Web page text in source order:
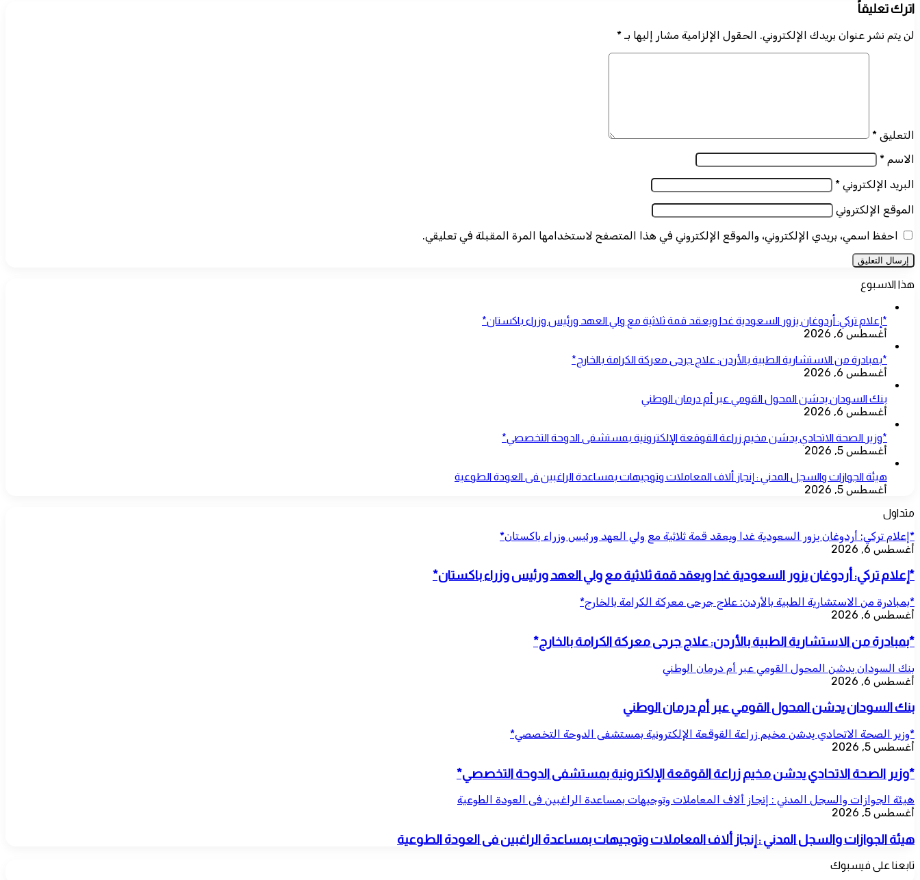
اترك تعليقاً
لن يتم نشر عنوان بريدك الإلكتروني. الحقول الإلزامية مشار إليها بـ *
التعليق *
الاسم *
البريد الإلكتروني *
الموقع الإلكتروني
احفظ اسمي، بريدي الإلكتروني، والموقع الإلكتروني في هذا المتصفح لاستخدامها المرة المقبلة في تعليقي.
هذا الاسبوع
*إعلام تركي: أردوغان يزور السعودية غدا ويعقد قمة ثلاثية مع ولي العهد ورئيس وزراء باكستان*
أغسطس 6, 2026
*بمبادرة من الاستشارية الطبية بالأردن: علاج جرحى معركة الكرامة بالخارج*
أغسطس 6, 2026
بنك السودان يدشن المحول القومي عبر أم درمان الوطني
أغسطس 6, 2026
*وزير الصحة الاتحادي يدشن مخيم زراعة القوقعة الإلكترونية بمستشفى الدوحة التخصصي*
أغسطس 5, 2026
هيئة الجوازات والسجل المدني : إنجاز ألاف المعاملات وتوجيهات بمساعدة الراغبين فى العودة الطوعية
أغسطس 5, 2026
متداول
*إعلام تركي: أردوغان يزور السعودية غدا ويعقد قمة ثلاثية مع ولي العهد ورئيس وزراء باكستان*
أغسطس 6, 2026
*إعلام تركي: أردوغان يزور السعودية غدا ويعقد قمة ثلاثية مع ولي العهد ورئيس وزراء باكستان*
*بمبادرة من الاستشارية الطبية بالأردن: علاج جرحى معركة الكرامة بالخارج*
أغسطس 6, 2026
*بمبادرة من الاستشارية الطبية بالأردن: علاج جرحى معركة الكرامة بالخارج*
بنك السودان يدشن المحول القومي عبر أم درمان الوطني
أغسطس 6, 2026
بنك السودان يدشن المحول القومي عبر أم درمان الوطني
*وزير الصحة الاتحادي يدشن مخيم زراعة القوقعة الإلكترونية بمستشفى الدوحة التخصصي*
أغسطس 5, 2026
*وزير الصحة الاتحادي يدشن مخيم زراعة القوقعة الإلكترونية بمستشفى الدوحة التخصصي*
هيئة الجوازات والسجل المدني : إنجاز ألاف المعاملات وتوجيهات بمساعدة الراغبين فى العودة الطوعية
أغسطس 5, 2026
هيئة الجوازات والسجل المدني : إنجاز ألاف المعاملات وتوجيهات بمساعدة الراغبين فى العودة الطوعية
تابعنا على فيسبوك